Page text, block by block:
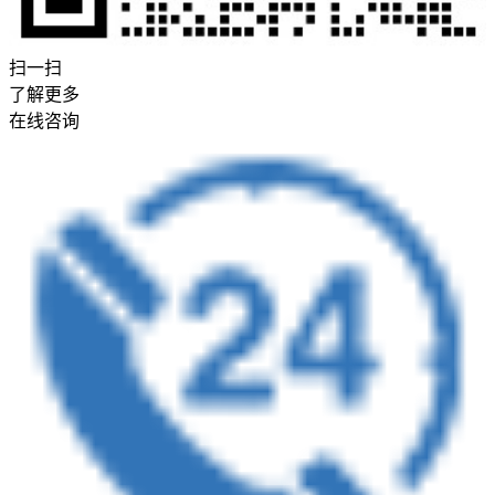
扫一扫
了解更多
在线咨询